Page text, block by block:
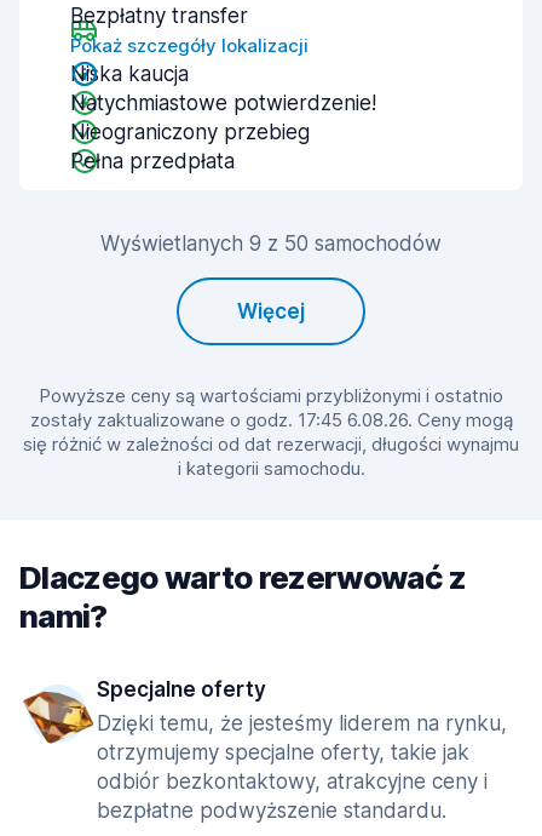
Bezpłatny transfer
Pokaż szczegóły lokalizacji
Niska kaucja
Natychmiastowe potwierdzenie!
Nieograniczony przebieg
Pełna przedpłata
Wyświetlanych 9 z 50 samochodów
Więcej
Powyższe ceny są wartościami przybliżonymi i ostatnio
zostały zaktualizowane o godz. 17:45 6.08.26. Ceny mogą
się różnić w zależności od dat rezerwacji, długości wynajmu
i kategorii samochodu.
Dlaczego warto rezerwować z
nami?
Specjalne oferty
Dzięki temu, że jesteśmy liderem na rynku,
otrzymujemy specjalne oferty, takie jak
odbiór bezkontaktowy, atrakcyjne ceny i
bezpłatne podwyższenie standardu.